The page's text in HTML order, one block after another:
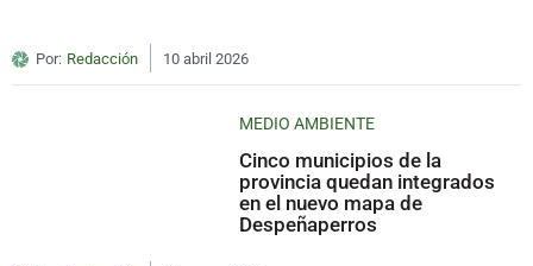
Por: Redacción 10 abril 2026
MEDIO AMBIENTE
Cinco municipios de la
provincia quedan integrados
en el nuevo mapa de
Despeñaperros